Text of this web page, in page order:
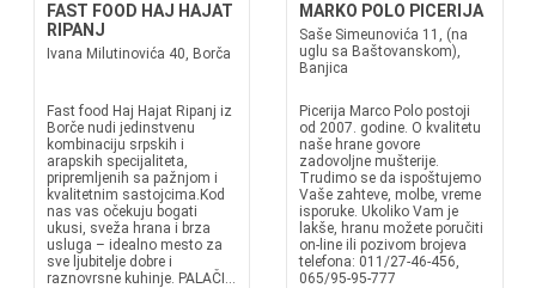
FAST FOOD HAJ HAJAT
RIPANJ
Ivana Milutinovića 40, Borča
Fast food Haj Hajat Ripanj iz
Borče nudi jedinstvenu
kombinaciju srpskih i
arapskih specijaliteta,
pripremljenih sa pažnjom i
kvalitetnim sastojcima.Kod
nas vas očekuju bogati
ukusi, sveža hrana i brza
usluga – idealno mesto za
sve ljubitelje dobre i
raznovrsne kuhinje. PALAČI...
MARKO POLO PICERIJA
Saše Simeunovića 11, (na
uglu sa Baštovanskom),
Banjica
Picerija Marco Polo postoji
od 2007. godine. O kvalitetu
naše hrane govore
zadovoljne mušterije.
Trudimo se da ispoštujemo
Vaše zahteve, molbe, vreme
isporuke. Ukoliko Vam je
lakše, hranu možete poručiti
on-line ili pozivom brojeva
telefona: 011/27-46-456,
065/95-95-777